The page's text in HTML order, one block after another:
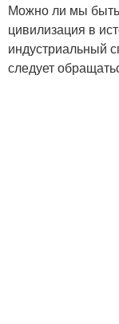
Можно ли мы
цивилизация в
индустриальный
следует